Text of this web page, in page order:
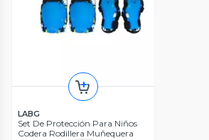
LABG
Set De Protección Para Niños
Codera Rodillera Muñequera